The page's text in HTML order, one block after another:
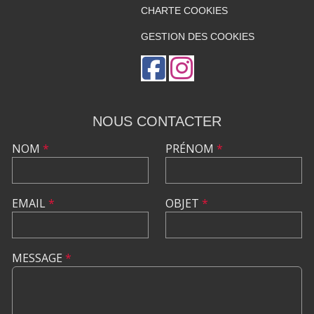
CHARTE COOKIES
GESTION DES COOKIES
NOUS CONTACTER
NOM *
EMAIL*
PRÉNOM *
OBJET *
MESSAGE *